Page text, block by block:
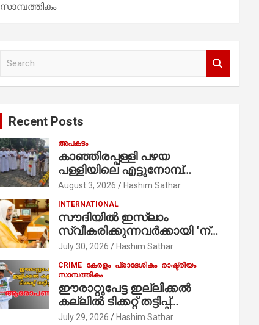
സാമ്പത്തികം
Recent Posts
അപകടം
കാഞ്ഞിരപ്പള്ളി പഴയ
പള്ളിയിലെ എട്ടുനോമ്പ്
ആചരണത്തിന്റെ ഭാഗമായുള്ള
ആർച്ച് പ്രീസ്റ്റ് വെരി. റവ.ഫാ.
കുര്യൻ താമരശ്ശേരി
നിർവഹിക്കുന്നു.
August 3, 2026 Hashim Sathar
INTERNATIONAL
സൗദിയില്‍ ഇസ്‌ലാം
സ്വീകരിക്കുന്നവര്‍ക്കായി ‘ന്യൂ
മുസ്ലിം’ ഡിജിറ്റല്‍ കാര്‍ഡ്
സേവനം ആരംഭിച്ചു
July 30, 2026 Hashim Sathar
CRIME കേരളം പ്രാദേശികം രാഷ്ട്രീയം
സാമ്പത്തികം
ഈരാറ്റുപേട്ട ഇല്ലിക്കൽ
കല്ലിൽ ടിക്കറ്റ് തട്ടിപ്പ്
ആരോപണം;
July 29, 2026 Hashim Sathar